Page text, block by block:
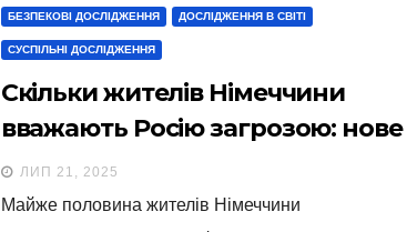
БЕЗПЕКОВІ ДОСЛІДЖЕННЯ ДОСЛІДЖЕННЯ В СВІТІ
СУСПІЛЬНІ ДОСЛІДЖЕННЯ
Скільки жителів Німеччини
вважають Росію загрозою: нове
опитування
ЛИП 21, 2025
Майже половина жителів Німеччини